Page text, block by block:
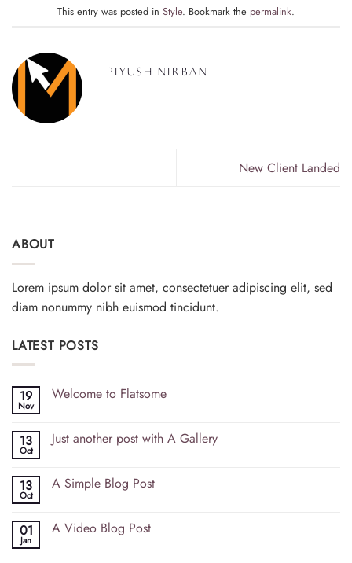
This entry was posted in Style. Bookmark the permalink.
PIYUSH NIRBAN
New Client Landed
ABOUT
Lorem ipsum dolor sit amet, consectetuer adipiscing elit, sed
diam nonummy nibh euismod tincidunt.
LATEST POSTS
19
Nov
Welcome to Flatsome
13
Oct
Just another post with A Gallery
13
Oct
A Simple Blog Post
01
Jan
A Video Blog Post